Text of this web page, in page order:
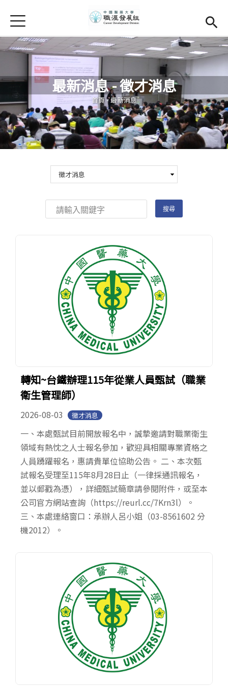
首頁
學務處首頁(link is external)
Open submenu (關於我們)
關於我們
Open submenu (職涯輔導)
職涯輔導
Open submenu (就業調查)
就業調查
活動集錦
相關連結
Jump to Navigation
Jump to Main content
最新消息 - 徵才消息
您在這裡
首頁-最新消息
轉知~台鐵辦理115年從業人員甄試（職業
衛生管理師）
2026-08-03 徵才消息
一、本處甄試目前開放報名中，誠摯邀請對職業衛生
領域有熱忱之人士報名參加，歡迎具相關專業資格之
人員踴躍報名，惠請貴單位協助公告。 二、本次甄
試報名受理至115年8月28日止（一律採通訊報名，
並以郵戳為憑），詳細甄試簡章請參閱附件，或至本
公司官方網站查詢（https://reurl.cc/7Krn3l）。
三、本處連絡窗口：承辦人呂小姐（03-8561602 分
機2012）。